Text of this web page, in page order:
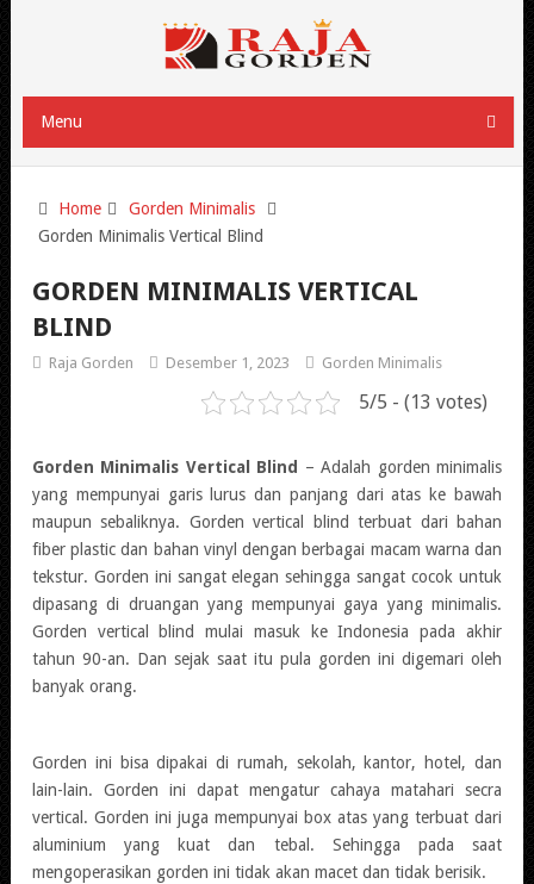
Menu
Home
Gorden Minimalis
Gorden Minimalis Vertical Blind
GORDEN MINIMALIS VERTICAL
BLIND
Raja Gorden Desember 1, 2023 Gorden Minimalis
5/5 - (13 votes)
Gorden Minimalis Vertical Blind
– Adalah gorden minimalis
yang mempunyai garis lurus dan panjang dari atas ke bawah
maupun sebaliknya. Gorden vertical blind terbuat dari bahan
fiber plastic dan bahan vinyl dengan berbagai macam warna dan
tekstur. Gorden ini sangat elegan sehingga sangat cocok untuk
dipasang di druangan yang mempunyai gaya yang minimalis.
Gorden vertical blind mulai masuk ke Indonesia pada akhir
tahun 90-an. Dan sejak saat itu pula gorden ini digemari oleh
banyak orang.
Gorden ini bisa dipakai di rumah, sekolah, kantor, hotel, dan
lain-lain. Gorden ini dapat mengatur cahaya matahari secra
vertical. Gorden ini juga mempunyai box atas yang terbuat dari
aluminium yang kuat dan tebal. Sehingga pada saat
mengoperasikan gorden ini tidak akan macet dan tidak berisik.